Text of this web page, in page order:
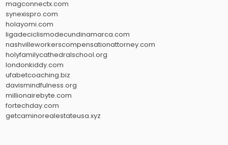
magconnectx.com
synexispro.com
holayomi.com
ligadeciclismodecundinamarca.com
nashvilleworkerscompensationattorney.com
holyfamilycathedralschool.org
londonkiddy.com
ufabetcoaching.biz
davismindfulness.org
millionairebyte.com
fortechday.com
getcaminorealestateusa.xyz